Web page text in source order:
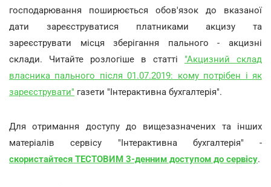
господарювання поширюється обов'язок до вказаної
дати зареєструватися платниками акцизу та
зареєструвати місця зберігання пального - акцизні
склади. Читайте розлогіше в статті "Акцизний склад
власника пального після 01.07.2019: кому потрібен і як
зареєструвати" газети "Інтерактивна бухгалтерія".
Для отримання доступу до вищезазначених та інших
матеріалів сервісу "Інтерактивна бухгалтерія" -
скористайтеся ТЕСТОВИМ 3-денним доступом до сервісу.